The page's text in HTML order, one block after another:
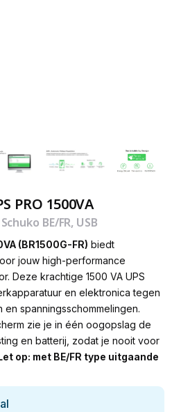
PRO 1500VA
BE/FR, USB
(BR1500G-FR) biedt
jouw high-performance
Deze krachtige 1500 VA UPS
en elektronica tegen
spanningsschommelingen.
zie je in één oogopslag de
en batterij, zodat je nooit voor
op: met BE/FR type uitgaande